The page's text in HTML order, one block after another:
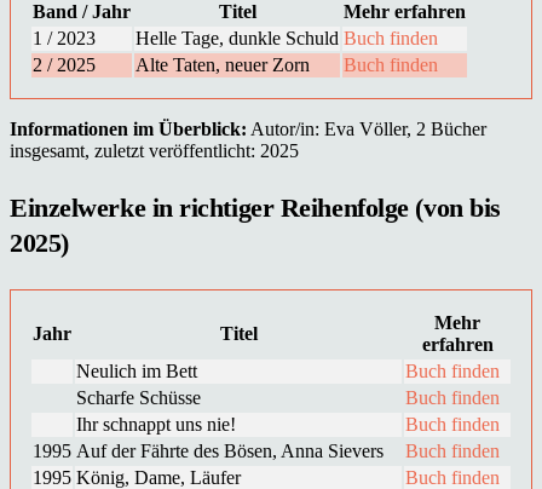
Band / Jahr Titel
Mehr erfahren
1 / 2023
Helle Tage, dunkle Schuld Buch finden
2 / 2025
Alte Taten, neuer Zorn Buch finden
Informationen im Überblick: Autor/in: Eva Völler, 2 Bücher
insgesamt, zuletzt veröffentlicht: 2025
Einzelwerke in richtiger Reihenfolge (von bis
2025)
Jahr Titel
Mehr
erfahren
Neulich im Bett
Buch finden
Scharfe Schüsse
Buch finden
Ihr schnappt uns nie!
Buch finden
1995 Auf der Fährte des Bösen, Anna Sievers
Buch finden
1995 König, Dame, Läufer
Buch finden